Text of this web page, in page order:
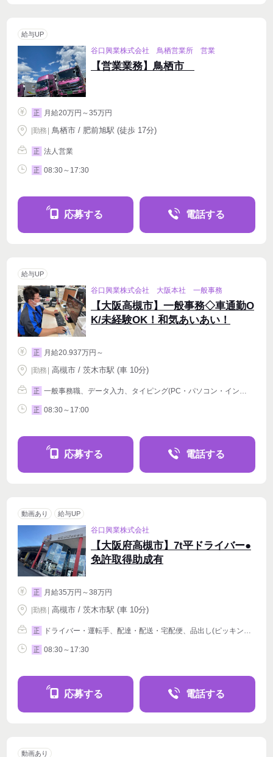
給与UP
谷口興業株式会社 鳥栖営業所 営業
【営業業務】鳥栖市
正 月給20万円～35万円
|勤務 鳥栖市 / 肥前旭駅 (徒歩 17分)
正 法人営業
正 08:30～17:30
応募する 電話する
給与UP
谷口興業株式会社 大阪本社 一般事務
【大阪高槻市】一般事務◇車通勤O
K/未経験OK！和気あいあい！
正 月給20.937万円～
|勤務 高槻市 / 茨木市駅 (車 10分)
正 一般事務職、データ入力、タイピング(PC・パソコン・インターネット)、オフィスその他
正 08:30～17:00
応募する 電話する
動画あり 給与UP
谷口興業株式会社
【大阪府高槻市】7t平ドライバー●
免許取得助成有
正 月給35万円～38万円
|勤務 高槻市 / 茨木市駅 (車 10分)
正 ドライバー・運転手、配達・配送・宅配便、品出し(ピッキング)
正 08:30～17:30
応募する 電話する
動画あり